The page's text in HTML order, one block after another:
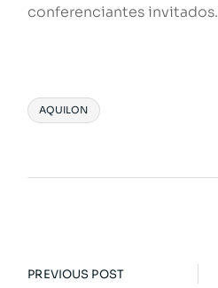
conferenciantes invitados.
AQUILON
PREVIOUS POST